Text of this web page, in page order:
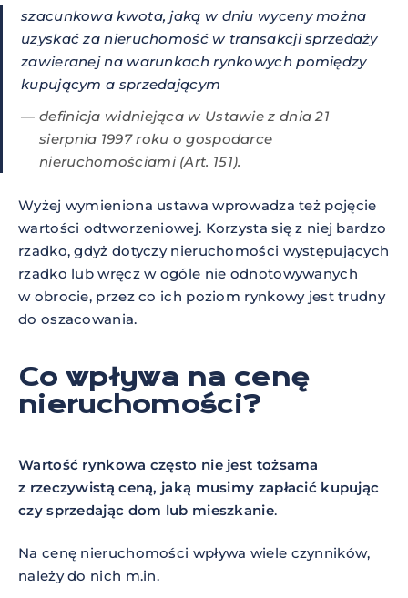
szacunkowa kwota, jaką w dniu wyceny można
uzyskać za nieruchomość w transakcji sprzedaży
zawieranej na warunkach rynkowych pomiędzy
kupującym a sprzedającym
definicja widniejąca w Ustawie z dnia 21
sierpnia 1997 roku o gospodarce
nieruchomościami (Art. 151).
Wyżej wymieniona ustawa wprowadza też pojęcie
wartości odtworzeniowej. Korzysta się z niej bardzo
rzadko, gdyż dotyczy nieruchomości występujących
rzadko lub wręcz w ogóle nie odnotowywanych
w obrocie, przez co ich poziom rynkowy jest trudny
do oszacowania.
Co wpływa na cenę
nieruchomości?
Wartość rynkowa często nie jest tożsama
z rzeczywistą ceną, jaką musimy zapłacić kupując
czy sprzedając dom lub mieszkanie.
Na cenę nieruchomości wpływa wiele czynników,
należy do nich m.in.